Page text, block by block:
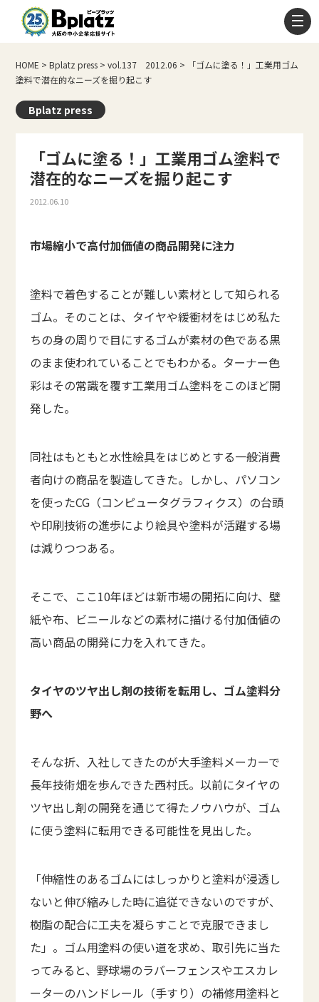
HOME >Bplatz press >vol.137 2012.06 >
「ゴムに塗る！」工業用ゴム
塗料で潜在的なニーズを掘り起こす
Bplatz press
「ゴムに塗る！」工業用ゴム塗料で
潜在的なニーズを掘り起こす
2012.06.10
市場縮小で高付加価値の商品開発に注力
塗料で着色することが難しい素材として知られる
ゴム。そのことは、タイヤや緩衝材をはじめ私た
ちの身の周りで目にするゴムが素材の色である黒
のまま使われていることでもわかる。ターナー色
彩はその常識を覆す工業用ゴム塗料をこのほど開
発した。
同社はもともと水性絵具をはじめとする一般消費
者向けの商品を製造してきた。しかし、パソコン
を使ったCG（コンピュータグラフィクス）の台頭
や印刷技術の進歩により絵具や塗料が活躍する場
は減りつつある。
そこで、ここ10年ほどは新市場の開拓に向け、壁
紙や布、ビニールなどの素材に描ける付加価値の
高い商品の開発に力を入れてきた。
タイヤのツヤ出し剤の技術を転用し、ゴム塗料分
野へ
そんな折、入社してきたのが大手塗料メーカーで
長年技術畑を歩んできた西村氏。以前にタイヤの
ツヤ出し剤の開発を通じて得たノウハウが、ゴム
に使う塗料に転用できる可能性を見出した。
「伸縮性のあるゴムにはしっかりと塗料が浸透し
ないと伸び縮みした時に追従できないのですが、
樹脂の配合に工夫を凝らすことで克服できまし
た」。ゴム用塗料の使い道を求め、取引先に当た
ってみると、野球場のラバーフェンスやエスカレ
ーターのハンドレール（手すり）の補修用塗料と